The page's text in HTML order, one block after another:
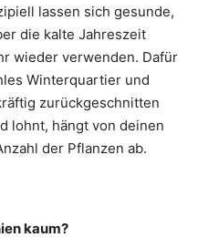
lassen sich gesunde,
die kalte Jahreszeit
wieder verwenden. Dafür
Winterquartier und
zurückgeschnitten
lohnt, hängt von deinen
der Pflanzen ab.
kaum?